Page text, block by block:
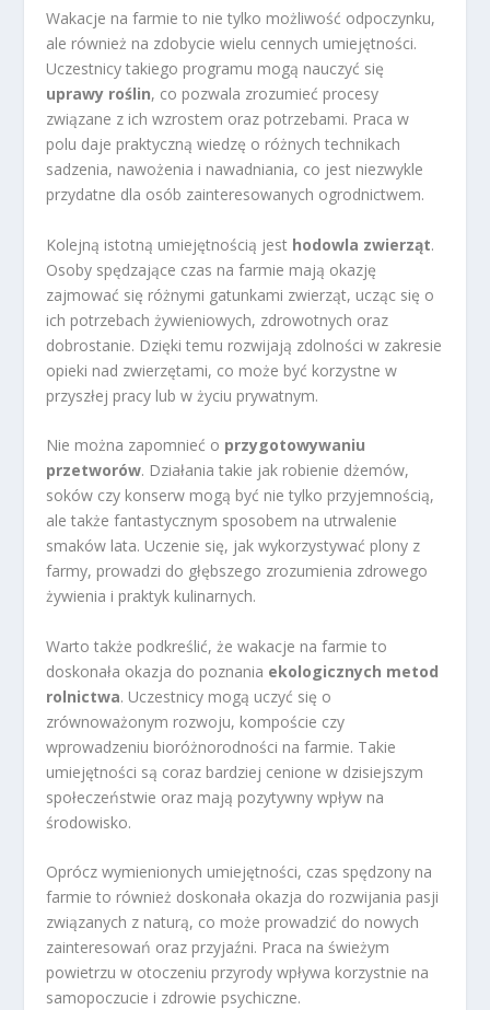
Wakacje na farmie to nie tylko możliwość odpoczynku,
ale również na zdobycie wielu cennych umiejętności.
Uczestnicy takiego programu mogą nauczyć się
uprawy roślin, co pozwala zrozumieć procesy
związane z ich wzrostem oraz potrzebami. Praca w
polu daje praktyczną wiedzę o różnych technikach
sadzenia, nawożenia i nawadniania, co jest niezwykle
przydatne dla osób zainteresowanych ogrodnictwem.
Kolejną istotną umiejętnością jest hodowla zwierząt.
Osoby spędzające czas na farmie mają okazję
zajmować się różnymi gatunkami zwierząt, ucząc się o
ich potrzebach żywieniowych, zdrowotnych oraz
dobrostanie. Dzięki temu rozwijają zdolności w zakresie
opieki nad zwierzętami, co może być korzystne w
przyszłej pracy lub w życiu prywatnym.
Nie można zapomnieć o przygotowywaniu
przetworów. Działania takie jak robienie dżemów,
soków czy konserw mogą być nie tylko przyjemnością,
ale także fantastycznym sposobem na utrwalenie
smaków lata. Uczenie się, jak wykorzystywać plony z
farmy, prowadzi do głębszego zrozumienia zdrowego
żywienia i praktyk kulinarnych.
Warto także podkreślić, że wakacje na farmie to
doskonała okazja do poznania ekologicznych metod
rolnictwa. Uczestnicy mogą uczyć się o
zrównoważonym rozwoju, kompoście czy
wprowadzeniu bioróżnorodności na farmie. Takie
umiejętności są coraz bardziej cenione w dzisiejszym
społeczeństwie oraz mają pozytywny wpływ na
środowisko.
Oprócz wymienionych umiejętności, czas spędzony na
farmie to również doskonała okazja do rozwijania pasji
związanych z naturą, co może prowadzić do nowych
zainteresowań oraz przyjaźni. Praca na świeżym
powietrzu w otoczeniu przyrody wpływa korzystnie na
samopoczucie i zdrowie psychiczne.